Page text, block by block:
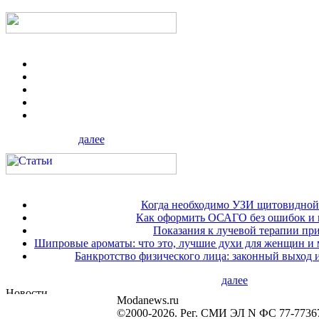
далее
Когда необходимо УЗИ
Как оформить ОСАГО без ошибок и
Показания к лучевой терапии
Шипровые ароматы: что это, лучшие духи для женщин
Банкротство физического лица: законный выход
далее
Modanews.ru
©2000-2026. Рег. СМИ ЭЛ N ФС 77-